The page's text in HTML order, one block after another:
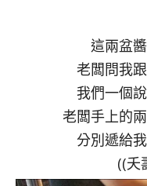
這兩盆
老闆問我
我們一個
老闆手上的
分別遞給
((夭